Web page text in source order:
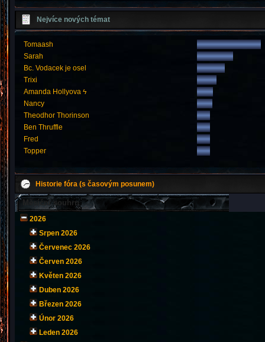
Nejvíce nových témat
Tomaash
Sarah
Bc. Vodacek je osel
Trixi
Amanda Hollyova ϟ
Nancy
Theodhor Thorinson
Ben Thruffle
Fred
Topper
Historie fóra (s časovým posunem)
Měsíční souhrn
2026
Srpen 2026
Červenec 2026
Červen 2026
Květen 2026
Duben 2026
Březen 2026
Únor 2026
Leden 2026